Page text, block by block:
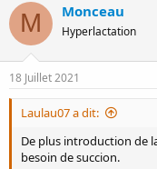
M Monceau
Hyperlactation
18 Juillet 2021
Laulau07 a dit:
De plus introduction de
besoin de succion.